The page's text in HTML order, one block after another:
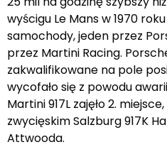
wyścigu Le Mans w 1970
samochody, jeden przez
przez Martini Racing.
zakwalifikowane na pole
wycofało się z powodu
Martini 917L zajęło 2.
zwycięskim Salzburg 917K
Attwooda.